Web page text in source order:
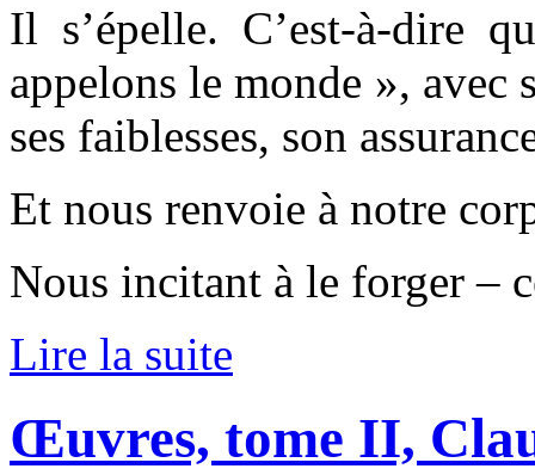
Il s’épelle. C’est-à-dire
appelons le monde », avec
ses faiblesses, son
Et nous renvoie à notre
Nous incitant à le forger –
Lire la suite
Œuvres, tome II,